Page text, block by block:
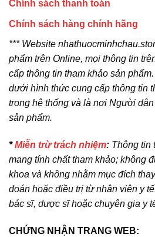
Chính sách thanh toán
Chính sách hàng chính hãng
*** Website
phẩm trên Online, mọi thông tin
cấp thông tin tham khảo sản
dưới hình thức cung cấp thông tin
trong hệ thống và là nơi Người
sản phẩm.
*Miễn trừ trách nhiệm: Thông tin
mang tính chất tham khảo; không
khoa và không nhằm mục đích
đoán hoặc điều trị từ nhân viên y
bác sĩ, dược sĩ hoặc chuyên gia y
CHỨNG NHẬN TRANG WEB: